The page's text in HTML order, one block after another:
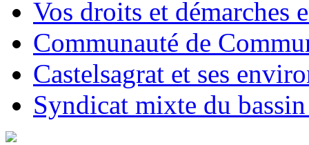
Vos droits et démarches
Communauté de
Castelsagrat et ses
Syndicat mixte du